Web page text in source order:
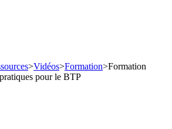
>Vidéos>Formation>Formation
pour le BTP